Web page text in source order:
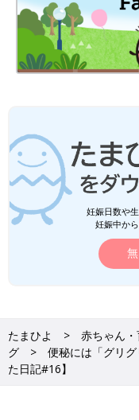
妊娠日数や
妊娠中か
たまひよ 赤ちゃん
グ
便秘には「グリ
た日記#16】